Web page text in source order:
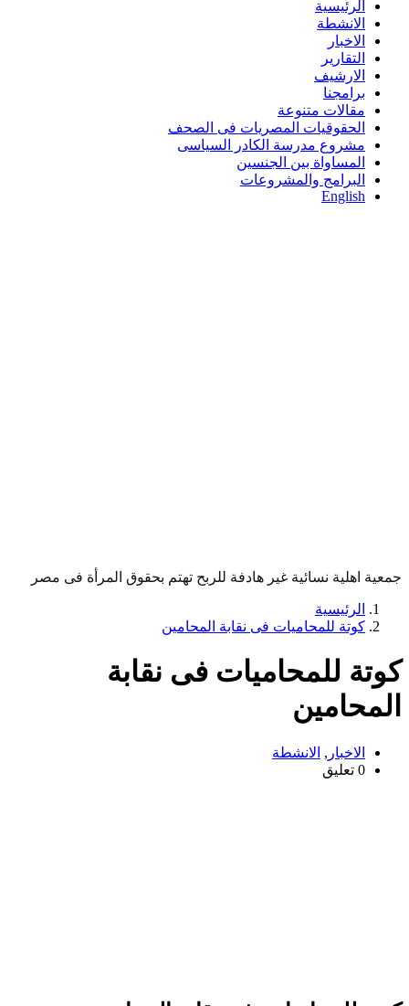
الرئيسية
الانشطة
الاخبار
التقارير
الارشيف
برامجنا
مقالات متنوعة
الحقوقيات المصريات فى الصحف
مشروع مدرسة الكادر السياسى
المساواة بين الجنسين
البرامج والمشروعات
English
اهلية نسائية غير هادفة للربح تهتم بحقوق المرأة فى مصر
الرئيسية
كوتة للمحاميات فى نقابة المحامين
للمحاميات فى نقابة
الاخبار, الانشطة